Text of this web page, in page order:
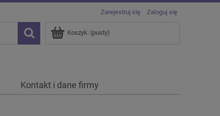
Zarejestruj się Zaloguj się
Koszyk: (pusty)
Kontakt i dane firmy